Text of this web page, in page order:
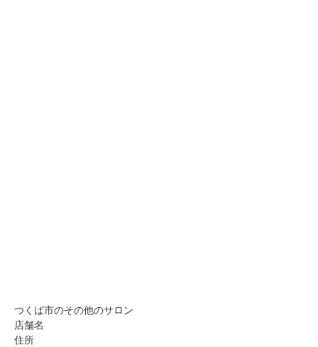
つくば市のその他のサロン
店舗名
住所